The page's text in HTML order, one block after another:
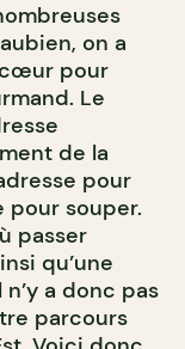
on a
pour
Le
de la
pour
pour souper.
passer
qu’une
a donc pas
parcours